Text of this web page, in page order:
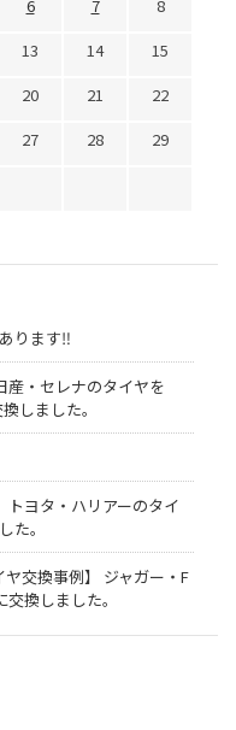
6 7
8
13 14
15
20 21
22
27 28
29
ります‼
産・セレナのタイヤを
しました。
トヨタ・ハリアーのタイ
た。
交換事例】 ジャガー・F
換しました。